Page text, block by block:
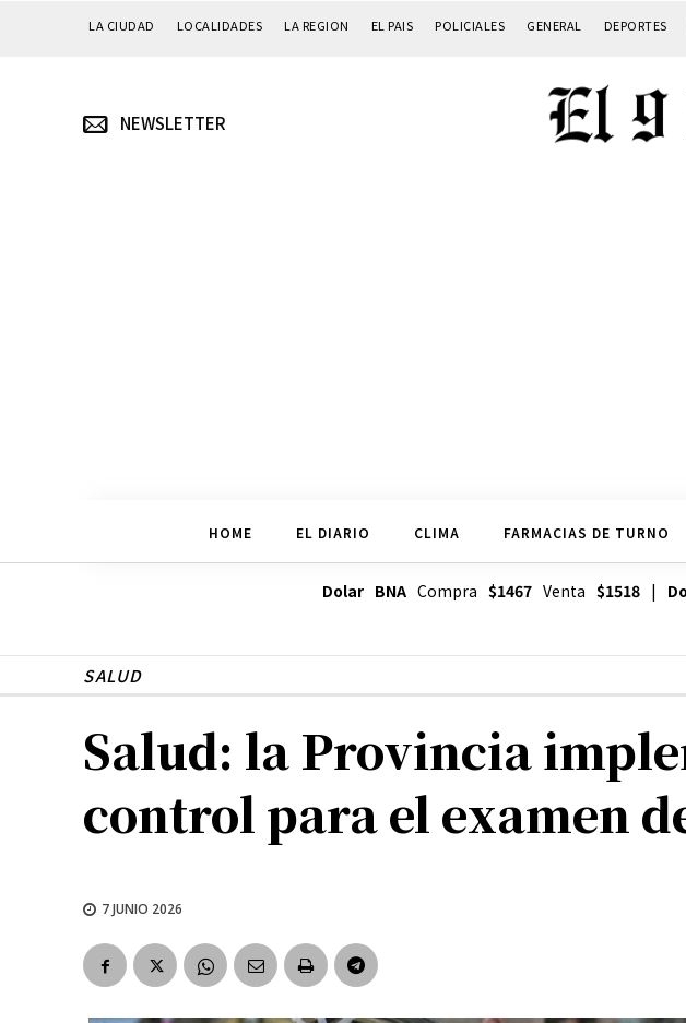
LA CIUDAD LOCALIDADES LA REGION EL PAIS POLICIALES GENERAL DEPORTES
NEWSLETTER
HOME EL DIARIO CLIMA FARMACIAS DE TURNO
Dolar BNACompra $1467Venta $1518|
SALUD
Salud: la Provincia
control para el examen
7 JUNIO 2026